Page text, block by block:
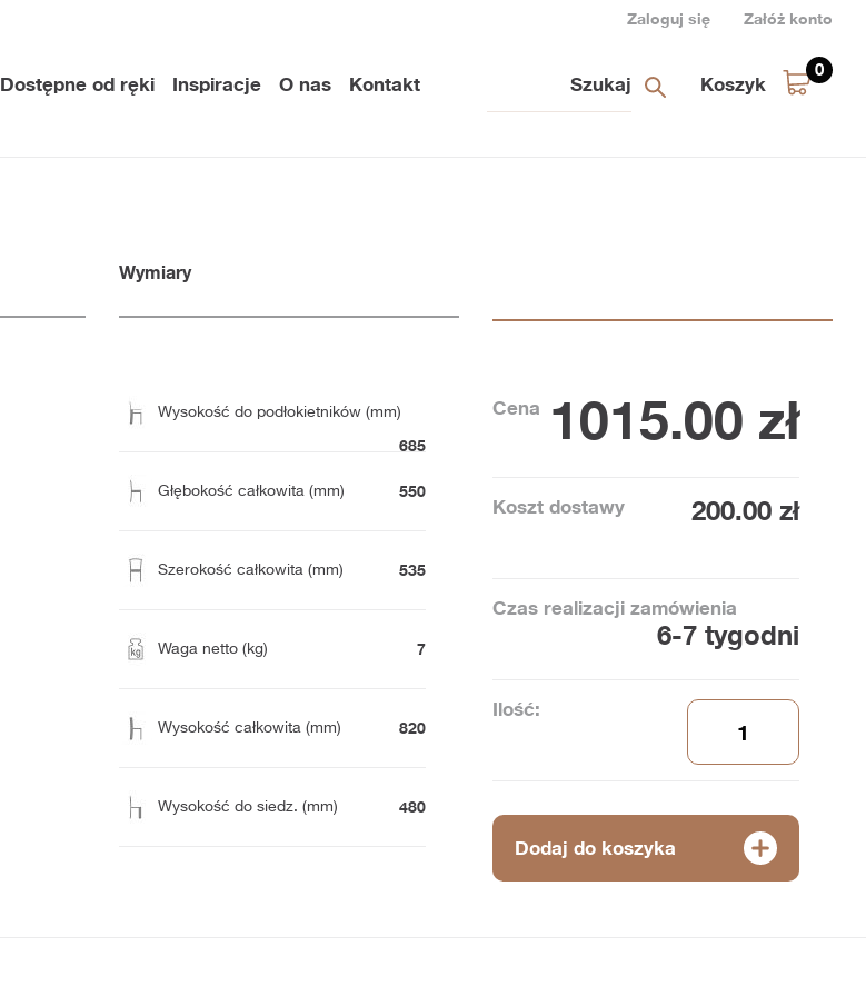
Zaloguj się Załóż konto
Dostępne od ręki Inspiracje O nas Kontakt Koszyk
0
Wymiary
Wysokość do podłokietników (mm)
685
Głębokość całkowita (mm) 550
Szerokość całkowita (mm) 535
Waga netto (kg) 7
Wysokość całkowita (mm) 820
Wysokość do siedz. (mm) 480
Cena 1015.00 zł
Koszt dostawy 200.00 zł
Czas realizacji zamówienia
6-7 tygodni
Ilość:
Dodaj do koszyka